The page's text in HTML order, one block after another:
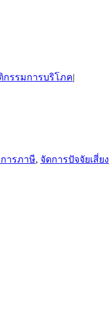
กรรมการบริโภค|
ารภาษี, จัดการปัจจัยเสี่ยง